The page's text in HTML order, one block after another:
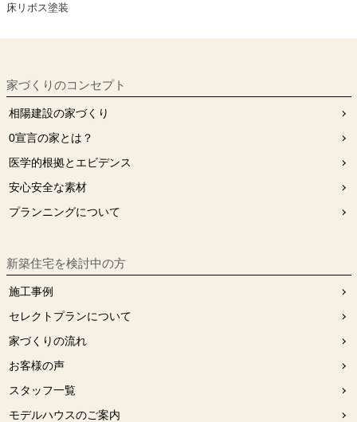
床リボス塗装
家づくりのコンセプト
相陽建設の家づくり
0宣⾔の家とは？
医学的根拠とエビデンス
安⼼安全な素材
プランニングについて
新築住宅を検討中の方
施工事例
セレクトプランについて
家づくりの流れ
お客様の声
スタッフ⼀覧
モデルハウスのご案内